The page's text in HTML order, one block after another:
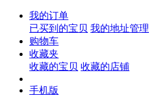
我的订单
已买到的宝贝 我的地址管理
购物车
收藏夹
收藏的宝贝 收藏的店铺
手机版